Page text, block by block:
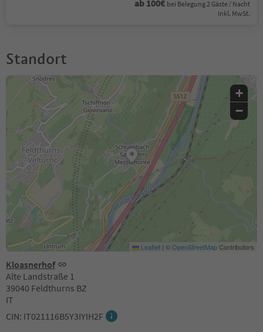
ab 100€ bei Belegung 2 Gäste / Nacht
Inkl. MwSt.
Standort
Kloasnerhof
Alte Landstraße 1
39040 Feldthurns BZ
IT
CIN: IT021116B5Y3IYIH2F
+
−
Leaflet | ©OpenStreetMapContributors